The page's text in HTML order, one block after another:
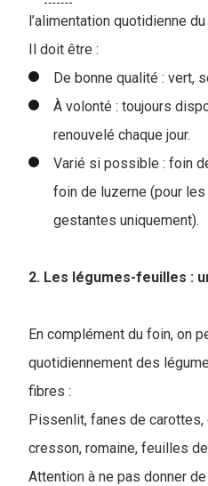
l’alimentation quotidienne du
Il doit être :
De bonne qualité : vert,
À volonté : toujours
renouvelé chaque jour.
Varié si possible : foin
foin de luzerne (pour
gestantes uniquement).
2. Les légumes-feuilles :
En complément du foin, on
quotidiennement des
fibres :
Pissenlit, fanes de carottes,
cresson, romaine, feuilles
Attention à ne pas donner